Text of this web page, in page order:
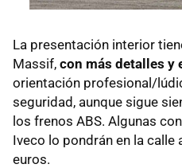
La presentación interior
Massif, con más detalles y
orientación profesional/
seguridad, aunque sigue
los frenos ABS. Algunas
Iveco lo pondrán en la calle
euros.